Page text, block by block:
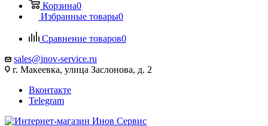
Корзина0
Избранные товары0
Сравнение товаров0
sales@inov-service.ru
г. Макеевка, улица Заслонова, д. 2
Вконтакте
Telegram